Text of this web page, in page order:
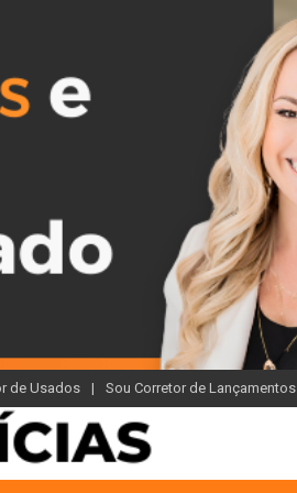
de Usados Sou Corretor de Lançamentos